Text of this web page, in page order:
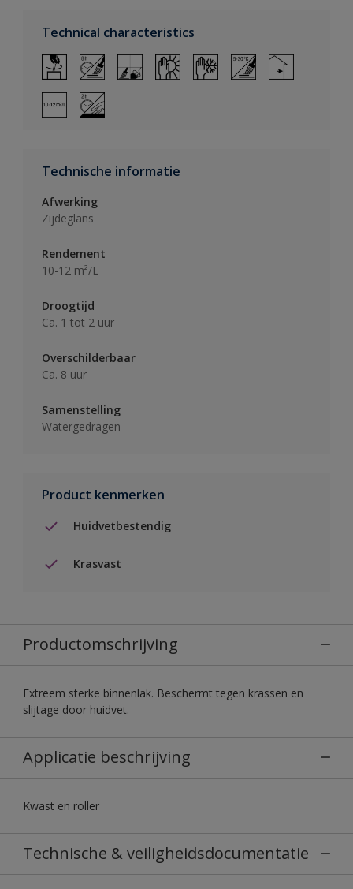
Technical characteristics
Technische informatie
Afwerking
Zijdeglans
Rendement
10-12 m²/L
Droogtijd
Ca. 1 tot 2 uur
Overschilderbaar
Ca. 8 uur
Samenstelling
Watergedragen
Product kenmerken
Huidvetbestendig
Krasvast
Productomschrijving
Extreem sterke binnenlak. Beschermt tegen krassen en
slijtage door huidvet.
Applicatie beschrijving
Kwast en roller
Technische & veiligheidsdocumentatie